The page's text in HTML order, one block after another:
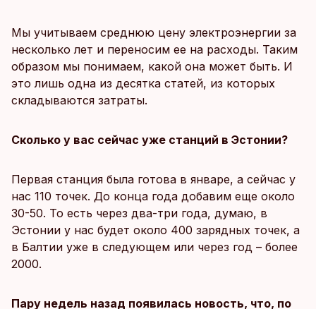
Мы учитываем среднюю цену электроэнергии за
несколько лет и переносим ее на расходы. Таким
образом мы понимаем, какой она может быть. И
это лишь одна из десятка статей, из которых
складываются затраты.
Сколько у вас сейчас уже станций в Эстонии?
Первая станция была готова в январе, а сейчас у
нас 110 точек. До конца года добавим еще около
30-50. То есть через два-три года, думаю, в
Эстонии у нас будет около 400 зарядных точек, а
в Балтии уже в следующем или через год – более
2000.
Пару недель назад появилась новость, что, по